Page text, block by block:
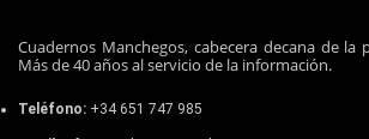
Cuadernos Manchegos, cabecera decana de la
Más de 40 años al servicio de la información.
Teléfono: +34 651 747 985